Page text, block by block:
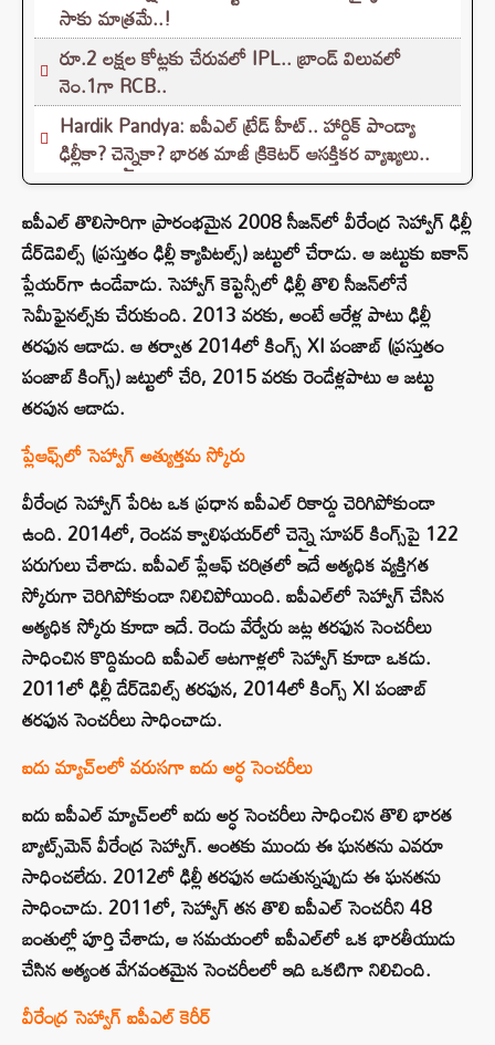
సాకు మాత్రమే..!
రూ.2 లక్షల కోట్లకు చేరువలో IPL.. బ్రాండ్ విలువలో
నెం.1గా RCB..
Hardik Pandya: ఐపీఎల్ ట్రేడ్ హీట్.. హార్దిక్ పాండ్యా
ఢిల్లీకా? చెన్నైకా? భారత మాజీ క్రికెటర్ ఆసక్తికర వ్యాఖ్యలు..
ఐపీఎల్ తొలిసారిగా ప్రారంభమైన 2008 సీజన్‌లో వీరేంద్ర సెహ్వాగ్ ఢిల్లీ
డేర్‌డెవిల్స్ (ప్రస్తుతం ఢిల్లీ క్యాపిటల్స్) జట్టులో చేరాడు. ఆ జట్టుకు ఐకాన్
ప్లేయర్‌గా ఉండేవాడు. సెహ్వాగ్ కెప్టెన్సీలో ఢిల్లీ తొలి సీజన్‌లోనే
సెమీఫైనల్స్‌కు చేరుకుంది. 2013 వరకు, అంటే ఆరేళ్ల పాటు ఢిల్లీ
తరఫున ఆడాడు. ఆ తర్వాత 2014లో కింగ్స్ XI పంజాబ్ (ప్రస్తుతం
పంజాబ్ కింగ్స్) జట్టులో చేరి, 2015 వరకు రెండేళ్లపాటు ఆ జట్టు
తరపున ఆడాడు.
ప్లేఆఫ్స్‌లో సెహ్వాగ్ అత్యుత్తమ స్కోరు
వీరేంద్ర సెహ్వాగ్ పేరిట ఒక ప్రధాన ఐపీఎల్ రికార్డు చెరిగిపోకుండా
ఉంది. 2014లో, రెండవ క్వాలిఫయర్‌లో చెన్నై సూపర్ కింగ్స్‌పై 122
పరుగులు చేశాడు. ఐపీఎల్ ప్లేఆఫ్ చరిత్రలో ఇదే అత్యధిక వ్యక్తిగత
స్కోరుగా చెరిగిపోకుండా నిలిచిపోయింది. ఐపీఎల్‌లో సెహ్వాగ్ చేసిన
అత్యధిక స్కోరు కూడా ఇదే. రెండు వేర్వేరు జట్ల తరఫున సెంచరీలు
సాధించిన కొద్దిమంది ఐపీఎల్ ఆటగాళ్లలో సెహ్వాగ్ కూడా ఒకడు.
2011లో ఢిల్లీ డేర్‌డెవిల్స్ తరఫున, 2014లో కింగ్స్ XI పంజాబ్
తరఫున సెంచరీలు సాధించాడు.
ఐదు మ్యాచ్‌లలో వరుసగా ఐదు అర్ధ సెంచరీలు
ఐదు ఐపీఎల్ మ్యాచ్‌లలో ఐదు అర్ధ సెంచరీలు సాధించిన తొలి భారత
బ్యాట్స్‌మెన్ వీరేంద్ర సెహ్వాగ్. అంతకు ముందు ఈ ఘనతను ఎవరూ
సాధించలేదు. 2012లో ఢిల్లీ తరఫున ఆడుతున్నప్పుడు ఈ ఘనతను
సాధించాడు. 2011లో, సెహ్వాగ్ తన తొలి ఐపీఎల్ సెంచరీని 48
బంతుల్లో పూర్తి చేశాడు, ఆ సమయంలో ఐపీఎల్‌లో ఒక భారతీయుడు
చేసిన అత్యంత వేగవంతమైన సెంచరీలలో ఇది ఒకటిగా నిలిచింది.
వీరేంద్ర సెహ్వాగ్ ఐపీఎల్ కెరీర్